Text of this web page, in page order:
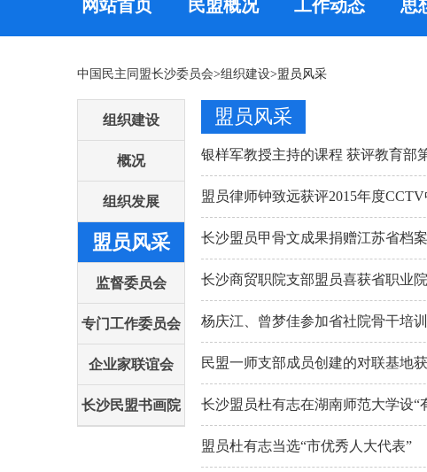
网站首页 民盟概况 工作动态 思
中国民主同盟长沙委员会>组织建设>盟员风采
组织建设
概况
组织发展
盟员风采
监督委员会
专门工作委员会
企业家联谊会
长沙民盟书画院
盟员风采
银样军教授主持的课程 获评教育部
盟员律师钟致远获评2015年度
长沙盟员甲骨文成果捐赠江苏省档
长沙商贸职院支部盟员喜获省职业
杨庆江、曾梦佳参加省社院骨干培
民盟一师支部成员创建的对联基地
长沙盟员杜有志在湖南师范大学设“
盟员杜有志当选“市优秀人大代表”